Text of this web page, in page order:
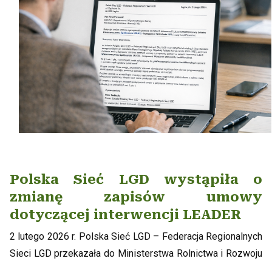
Polska Sieć LGD wystąpiła o
zmianę zapisów umowy
dotyczącej interwencji LEADER
2 lutego 2026 r. Polska Sieć LGD – Federacja Regionalnych
Sieci LGD przekazała do Ministerstwa Rolnictwa i Rozwoju